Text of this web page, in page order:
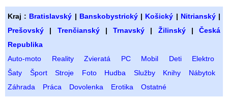
Kraj : Bratislavský | Banskobystrický| Košický | Nitrianský|
Prešovský | Trenčianský| Trnavský | Žilinský| Česká
Republika
Auto-moto
Reality Zvieratá PC Mobil Deti
Elektro
Šaty
Šport Stroje Foto Hudba Služby Knihy
Nábytok
Záhrada
Práca Dovolenka Erotika Ostatné